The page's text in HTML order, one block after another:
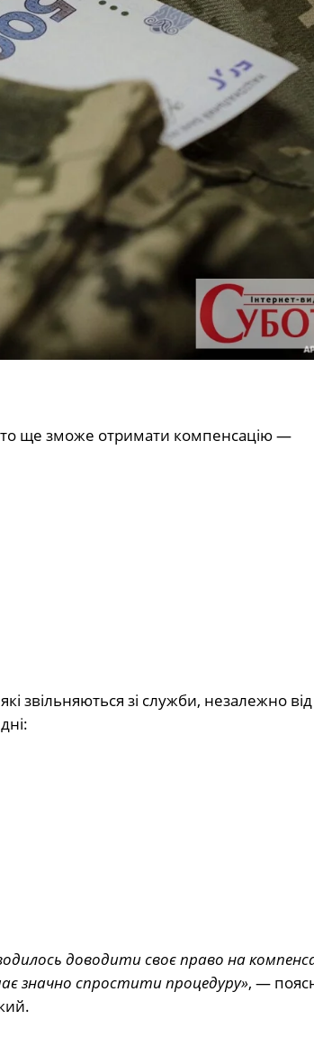
ще зможе отримати компенсацію —
звільняються зі служби, незалежно
доводити своє право на
значно спростити процедуру», —